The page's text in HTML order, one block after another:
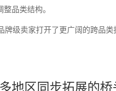
品类结构。
级卖家打开了更广阔的跨品类
地区同步拓展的桥